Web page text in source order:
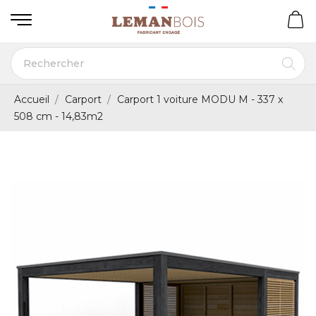
Accueil Carport
Carport 1 voiture MODU M - 337 x
508 cm - 14,83m2